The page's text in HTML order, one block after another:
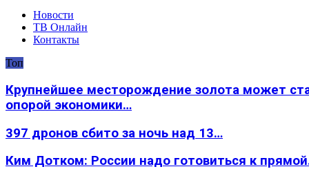
Новости
ТВ Онлайн
Контакты
Топ
Крупнейшее месторождение золота может
опорой экономики…
397 дронов сбито за ночь над 13…
Ким Дотком: России надо готовиться к